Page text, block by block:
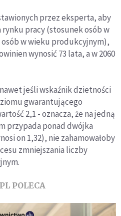
przez eksperta, aby
pracy (stosunek osób w
w wieku produkcyjnym),
wynosić 73 lata, a w 2060
jeśli wskaźnik dzietności
gwarantującego
2,1 - oznacza, że na jedną
przypada ponad dwójka
on 1,32), nie zahamowałoby
zmniejszania liczby
POLECA